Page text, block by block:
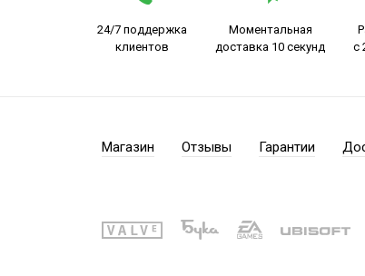
24/7 поддержка
клиентов
Моментальная
доставка 10 секунд
с
Магазин Отзывы Гарантии